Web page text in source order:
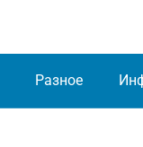
Разное